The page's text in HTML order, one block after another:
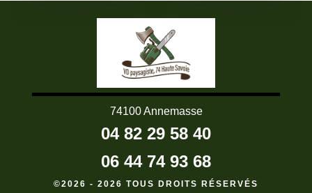
74100 Annemasse
04 82 29 58 40
06 44 74 93 68
©2026 - 2026 TOUS DROITS RÉSERVÉS